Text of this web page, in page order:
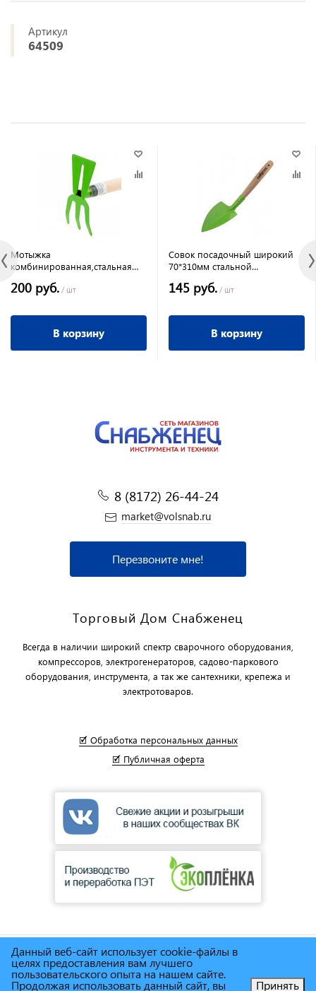
Артикул
64509
Мотыжка
комбинированная,стальная
Сибртех
200 руб. / шт
В корзину
Совок посадочный широкий
70*310мм стальной
145 руб. / шт
В корзину
8 (8172) 26-44-24
market@volsnab.ru
Перезвоните мне!
Торговый Дом Снабженец
Всегда в наличии широкий спектр сварочного оборудования,
компрессоров, электрогенераторов, садово-паркового
оборудования, инструмента, а так же сантехники, крепежа и
электротоваров.
🗹 Обработка персональных данных
🗹 Публичная оферта
© Сеть магазинов инструмента и техники"Торговый дом
Снабженец" 1995г. - 2025г.
Данный веб-сайт использует cookie-файлы в
целях предоставления вам лучшего
пользовательского опыта на нашем сайте.
Продолжая использовать данный сайт, вы Принять